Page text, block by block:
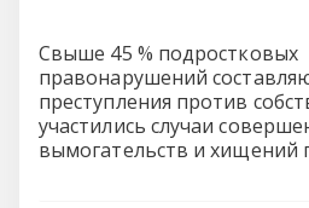
Свыше 45 % подростковых
правонарушений
преступления против
участились случаи
вымогательств и хищений